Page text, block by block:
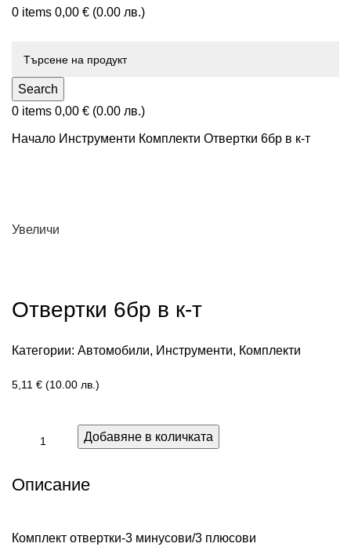
0 items 0,00 € (0.00 лв.)
Search
0 items 0,00 € (0.00 лв.)
Начало Инструменти Комплекти Отвертки 6бр в к-т
Увеличи
Отвертки 6бр в к-т
Категории: Автомобили, Инструменти, Комплекти
5,11 € (10.00 лв.)
Добавяне в количката
Описание
Комплект отвертки-3 минусови/3 плюсови